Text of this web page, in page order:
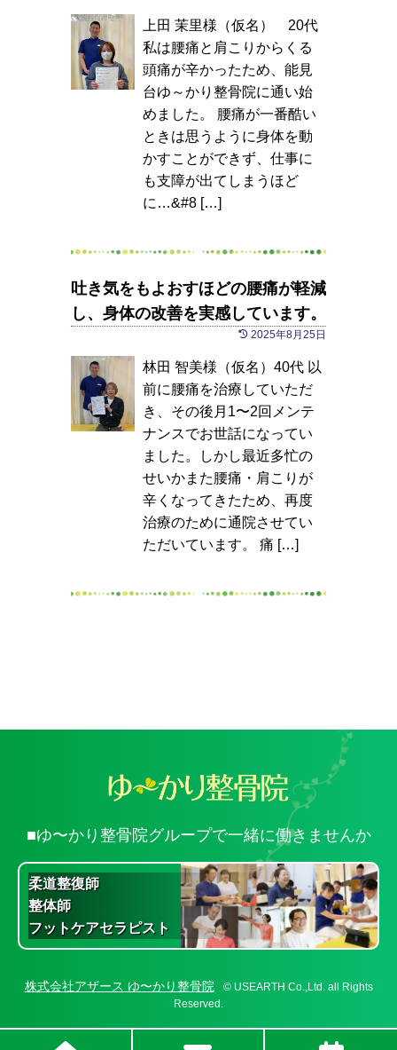
上田 茉里様（仮名） 20代
私は腰痛と肩こりからくる
頭痛が辛かったため、能見
台ゆ～かり整骨院に通い始
めました。 腰痛が一番酷い
ときは思うように身体を動
かすことができず、仕事に
も支障が出てしまうほど
に…&#8 […]
吐き気をもよおすほどの腰痛が軽減
し、身体の改善を実感しています。
2025年8月25日
林田 智美様（仮名）40代 以
前に腰痛を治療していただ
き、その後月1〜2回メンテ
ナンスでお世話になってい
ました。しかし最近多忙の
せいかまた腰痛・肩こりが
辛くなってきたため、再度
治療のために通院させてい
ただいています。 痛 […]
■ゆ〜かり整骨院グループで一緒に働きませんか
柔道整復師
整体師
フットケアセラピスト
株式会社アザース ゆ〜かり整骨院
© USEARTH Co.,Ltd. all Rights
Reserved.